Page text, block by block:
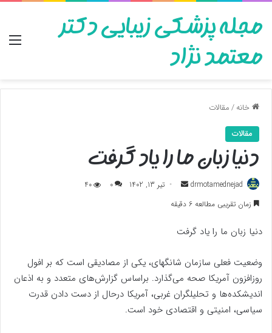
مجله پزشکی زیبایی دکتر
معتمد نژاد
خانه/مقالات
مقالات
دنیا زبان ما را یاد گرفت
drmotamednejad
ارسال
به
تیر 13, 1402 0
40
زمان تقریبی مطالعه 6 دقیقه
دنیا زبان ما را یاد گرفت
وضعیت فعلی سازمان ‌شانگهای، یکی از مصادیقی است که بر افول
روزافزون آمریکا صحه می‌گذارد. براساس گزارش‌های متعدد و به اذعان
‌اندیشکده‌ها و تحلیلگران غربی، آمریکا درحال از دست دادن قدرت
سیاسی، امنیتی و اقتصادی خود است.